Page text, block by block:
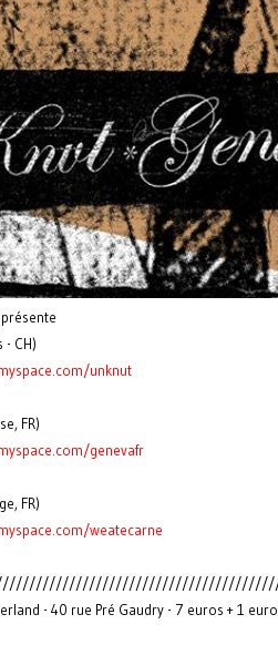
- CH)
unknut
FR)
genevafr
FR)
weatecarne
- 40 rue Pré Gaudry - 7 euros + 1